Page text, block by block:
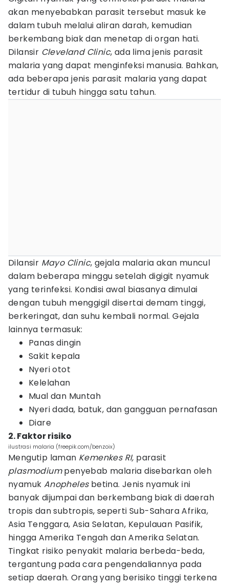
akan menyebabkan parasit tersebut masuk ke
dalam tubuh melalui aliran darah, kemudian
berkembang biak dan menetap di organ hati.
Dilansir Cleveland Clinic, ada lima jenis parasit
malaria yang dapat menginfeksi manusia. Bahkan,
ada beberapa jenis parasit malaria yang dapat
tertidur di tubuh hingga satu tahun.
Dilansir Mayo Clinic, gejala malaria akan muncul
dalam beberapa minggu setelah digigit nyamuk
yang terinfeksi. Kondisi awal biasanya dimulai
dengan tubuh menggigil disertai demam tinggi,
berkeringat, dan suhu kembali normal. Gejala
lainnya termasuk:
Panas dingin
Sakit kepala
Nyeri otot
Kelelahan
Mual dan Muntah
Nyeri dada, batuk, dan gangguan pernafasan
Diare
2. Faktor risiko
ilustrasi malaria (freepik.com/benzoix)
Mengutip laman Kemenkes RI, parasit
plasmodiumpenyebab malaria disebarkan oleh
nyamuk Anophelesbetina. Jenis nyamuk ini
banyak dijumpai dan berkembang biak di daerah
tropis dan subtropis, seperti Sub-Sahara Afrika,
Asia Tenggara, Asia Selatan, Kepulauan Pasifik,
hingga Amerika Tengah dan Amerika Selatan.
Tingkat risiko penyakit malaria berbeda-beda,
tergantung pada cara pengendaliannya pada
setiap daerah. Orang yang berisiko tinggi terkena